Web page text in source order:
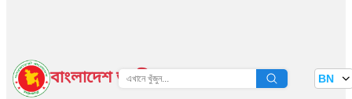
বাংলাদেশ জাতীয় তথ্য বাতায়ন BN